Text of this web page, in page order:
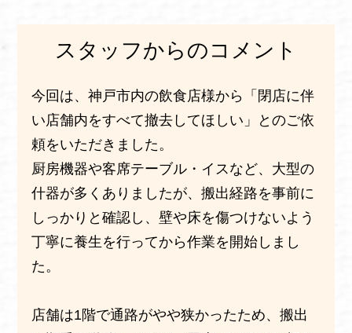
スタッフからのコメント
今回は、神戸市内の飲食店様から「閉店に伴
い店舗内をすべて撤去してほしい」とのご依
頼をいただきました。
厨房機器や客席テーブル・イスなど、大型の
什器が多くありましたが、搬出経路を事前に
しっかりと確認し、壁や床を傷つけないよう
丁寧に養生を行ってから作業を開始しまし
た。
店舗は1階で通路がやや狭かったため、搬出